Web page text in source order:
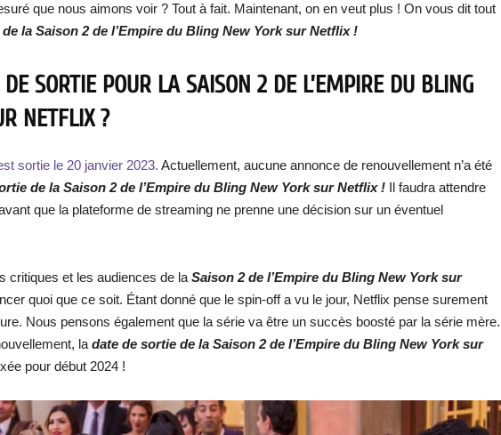
que nous aimons voir ? Tout à fait. Maintenant, on en veut plus ! On vous dit tout
la Saison 2 de l’Empire du Bling New York sur Netflix !
SORTIE POUR LA SAISON 2 DE L’EMPIRE DU BLING
NETFLIX ?
sortie le 20 janvier 2023. Actuellement, aucune annonce de renouvellement n’a été
de la Saison 2 de l’Empire du Bling New York sur Netflix ! Il faudra attendre
que la plateforme de streaming ne prenne une décision sur un éventuel
critiques et les audiences de la Saison 2 de l’Empire du Bling New York sur
quoi que ce soit. Étant donné que le spin-off a vu le jour, Netflix pense surement
Nous pensons également que la série va être un succès boosté par la série mère.
la date de sortie de la Saison 2 de l’Empire du Bling New York sur
pour début 2024 !